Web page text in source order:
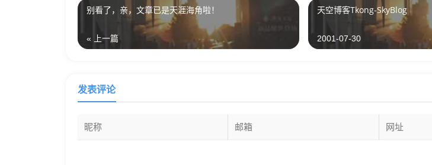
别看了，亲，文章已是天涯海角啦！
« 上一篇
天空博客Tkong-SkyBlog
2001-07-30
发表评论